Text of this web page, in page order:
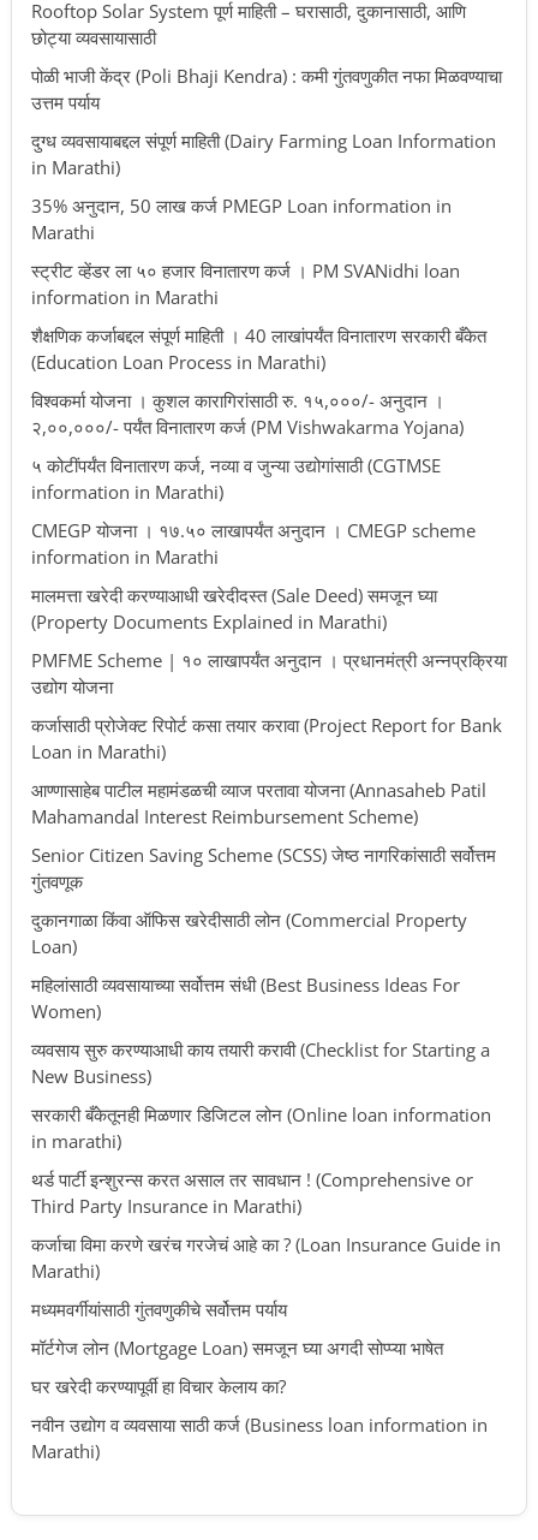
Rooftop Solar System पूर्ण माहिती – घरासाठी, दुकानासाठी, आणि
छोट्या व्यवसायासाठी
पोळी भाजी केंद्र (Poli Bhaji Kendra) : कमी गुंतवणुकीत नफा मिळवण्याचा
उत्तम पर्याय
दुग्ध व्यवसायाबद्दल संपूर्ण माहिती (Dairy Farming Loan Information
in Marathi)
35% अनुदान, 50 लाख कर्ज PMEGP Loan information in
Marathi
स्ट्रीट व्हेंडर ला ५० हजार विनातारण कर्ज । PM SVANidhi loan
information in Marathi
शैक्षणिक कर्जाबद्दल संपूर्ण माहिती । 40 लाखांपर्यंत विनातारण सरकारी बँकेत
(Education Loan Process in Marathi)
विश्वकर्मा योजना । कुशल कारागिरांसाठी रु. १५,०००/- अनुदान ।
२,००,०००/- पर्यंत विनातारण कर्ज (PM Vishwakarma Yojana)
५ कोटींपर्यंत विनातारण कर्ज, नव्या व जुन्या उद्योगांसाठी (CGTMSE
information in Marathi)
CMEGP योजना । १७.५० लाखापर्यंत अनुदान । CMEGP scheme
information in Marathi
मालमत्ता खरेदी करण्याआधी खरेदीदस्त (Sale Deed) समजून घ्या
(Property Documents Explained in Marathi)
PMFME Scheme | १० लाखापर्यंत अनुदान । प्रधानमंत्री अन्नप्रक्रिया
उद्योग योजना
कर्जासाठी प्रोजेक्ट रिपोर्ट कसा तयार करावा (Project Report for Bank
Loan in Marathi)
आण्णासाहेब पाटील महामंडळची व्याज परतावा योजना (Annasaheb Patil
Mahamandal Interest Reimbursement Scheme)
Senior Citizen Saving Scheme (SCSS) जेष्ठ नागरिकांसाठी सर्वोत्तम
गुंतवणूक
दुकानगाळा किंवा ऑफिस खरेदीसाठी लोन (Commercial Property
Loan)
महिलांसाठी व्यवसायाच्या सर्वोत्तम संधी (Best Business Ideas For
Women)
व्यवसाय सुरु करण्याआधी काय तयारी करावी (Checklist for Starting a
New Business)
सरकारी बँकेतूनही मिळणार डिजिटल लोन (Online loan information
in marathi)
थर्ड पार्टी इन्शुरन्स करत असाल तर सावधान ! (Comprehensive or
Third Party Insurance in Marathi)
कर्जाचा विमा करणे खरंच गरजेचं आहे का ? (Loan Insurance Guide in
Marathi)
मध्यमवर्गीयांसाठी गुंतवणुकीचे सर्वोत्तम पर्याय
मॉर्टगेज लोन (Mortgage Loan) समजून घ्या अगदी सोप्प्या भाषेत
घर खरेदी करण्यापूर्वी हा विचार केलाय का?
नवीन उद्योग व व्यवसाया साठी कर्ज (Business loan information in
Marathi)